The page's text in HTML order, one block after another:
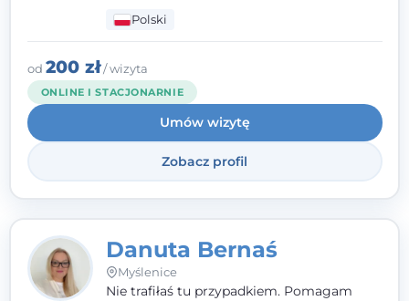
metody o potwierdzonej skuteczności.
Towarzyszę młodzieży, dorosłym i parom w
radzeniu sobie z bolesnymi
doświadczeniami tak, by mogli żyć pełniej.
Polski
od 200 zł/ wizyta
ONLINE I STACJONARNIE
Umów wizytę
Zobacz profil
Danuta Bernaś
Myślenice
Nie trafiłaś tu przypadkiem. Pomagam